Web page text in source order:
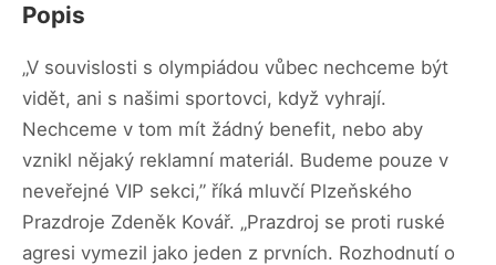
Popis
„V souvislosti s olympiádou vůbec nechceme být
vidět, ani s našimi sportovci, když vyhrají.
Nechceme v tom mít žádný benefit, nebo aby
vznikl nějaký reklamní materiál. Budeme pouze v
neveřejné VIP sekci,” říká mluvčí Plzeňského
Prazdroje Zdeněk Kovář. „Prazdroj se proti ruské
agresi vymezil jako jeden z prvních. Rozhodnutí o